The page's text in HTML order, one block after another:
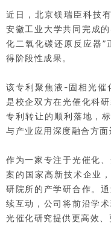
近日，北京镁瑞臣科技
安徽工业大学共同完成
化二氧化碳还原反应器”
得阶段性成果。
该专利聚焦液-固相光催
是校企双方在光催化科
专利转让的顺利落地，
与产业应用深度融合方面
作为一家专注于光催化
案的国家高新技术企业
研院所的产学研合作。
续互动，公司将前沿学
光催化研究提供更高效、